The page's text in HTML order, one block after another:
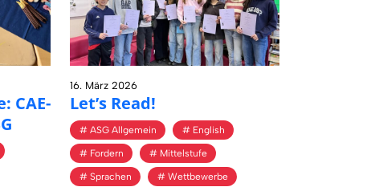
CAE-
16. März 2026
Let’s Read!
ASG Allgemein English
Fordern Mittelstufe
Sprachen Wettbewerbe